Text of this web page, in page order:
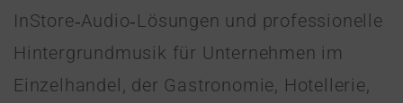
InStore‑Audio‑Lösungen und professionelle
Hintergrundmusik für Unternehmen im
Einzelhandel, der Gastronomie, Hotellerie,